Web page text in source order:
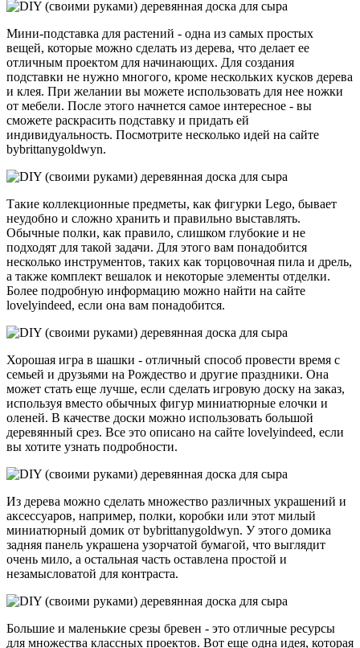
Мини-подставка для растений - одна из самых простых
вещей, которые можно сделать из дерева, что делает ее
отличным проектом для начинающих. Для создания
подставки не нужно многого, кроме нескольких кусков дерева
и клея. При желании вы можете использовать для нее ножки
от мебели. После этого начнется самое интересное - вы
сможете раскрасить подставку и придать ей
индивидуальность. Посмотрите несколько идей на сайте
bybrittanygoldwyn.
Такие коллекционные предметы, как фигурки Lego, бывает
неудобно и сложно хранить и правильно выставлять.
Обычные полки, как правило, слишком глубокие и не
подходят для такой задачи. Для этого вам понадобится
несколько инструментов, таких как торцовочная пила и дрель,
а также комплект вешалок и некоторые элементы отделки.
Более подробную информацию можно найти на сайте
lovelyindeed, если она вам понадобится.
Хорошая игра в шашки - отличный способ провести время с
семьей и друзьями на Рождество и другие праздники. Она
может стать еще лучше, если сделать игровую доску на заказ,
используя вместо обычных фигур миниатюрные елочки и
оленей. В качестве доски можно использовать большой
деревянный срез. Все это описано на сайте lovelyindeed, если
вы хотите узнать подробности.
Из дерева можно сделать множество различных украшений и
аксессуаров, например, полки, коробки или этот милый
миниатюрный домик от bybrittanygoldwyn. У этого домика
задняя панель украшена узорчатой бумагой, что выглядит
очень мило, а остальная часть оставлена простой и
незамысловатой для контраста.
Большие и маленькие срезы бревен - это отличные ресурсы
для множества классных проектов. Вот еще одна идея, которая